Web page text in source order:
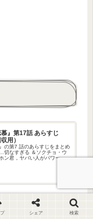
』第17話 あらすじ
用）
の第7 話のあらすじをまとめ
切なすぎる ＆ソクチョ・ウ
ン君，ヤバい人がパワーア
シェア 検索